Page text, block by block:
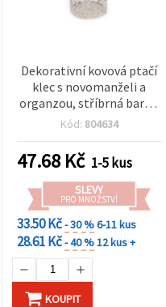
Dekorativní kovová ptačí
klec s novomanželi a
organzou, stříbrná barva,
55x97 mm
Kód: 804634
47.68 Kč 1-5 kus
SLEVY
PRO MNOŽSTVÍ
33.50 Kč- 30 %6-11 kus
28.61 Kč- 40 %12 kus +
KOUPIT